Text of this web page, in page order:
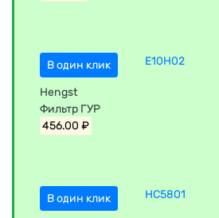
В один клик E10H02
Hengst
Фильтр ГУР
456.00 ₽
В один клик HC5801